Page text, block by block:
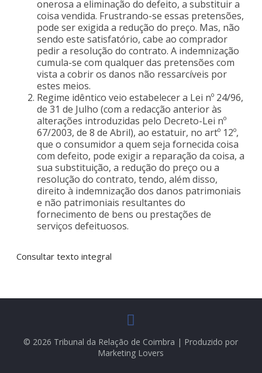
onerosa a eliminação do defeito, a substituir a
coisa vendida. Frustrando-se essas pretensões,
pode ser exigida a redução do preço. Mas, não
sendo este satisfatório, cabe ao comprador
pedir a resolução do contrato. A indemnização
cumula-se com qualquer das pretensões com
vista a cobrir os danos não ressarcíveis por
estes meios.
Regime idêntico veio estabelecer a Lei nº 24/96,
de 31 de Julho (com a redacção anterior às
alterações introduzidas pelo Decreto-Lei nº
67/2003, de 8 de Abril), ao estatuir, no artº 12º,
que o consumidor a quem seja fornecida coisa
com defeito, pode exigir a reparação da coisa, a
sua substituição, a redução do preço ou a
resolução do contrato, tendo, além disso,
direito à indemnização dos danos patrimoniais
e não patrimoniais resultantes do
fornecimento de bens ou prestações de
serviços defeituosos.
Consultar texto integral
© 2026 Tribunal da Relação de Coimbra | Produzido por
Marketing Lovers